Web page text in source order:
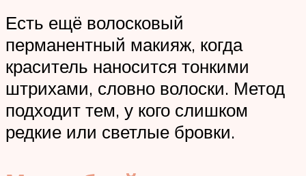
Есть ещё волосковый
перманентный макияж, когда
краситель наносится тонкими
штрихами, словно волоски. Метод
подходит тем, у кого слишком
редкие или светлые бровки.